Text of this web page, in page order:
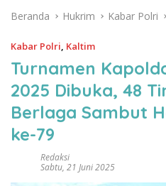
Beranda Hukrim Kabar Polri
Kabar Polri, Kaltim
Turnamen
2025 Dibuka, 48
Berlaga Sambut
ke-79
Redaksi
Sabtu, 21 Juni 2025